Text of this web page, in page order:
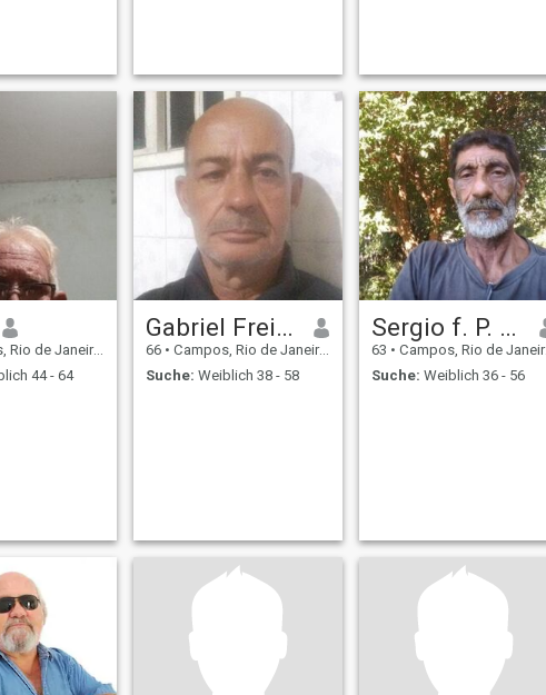
de Janeiro, Brasilien
44 - 64
Gabriel Freitas de Carvalho
66 • Campos, Rio de Janeiro, Brasilien
Suche: Weiblich 38 - 58
Sergio f. P. de souza
63 • Campos, Rio de Janeiro, Brasilien
Suche: Weiblich 36 - 56